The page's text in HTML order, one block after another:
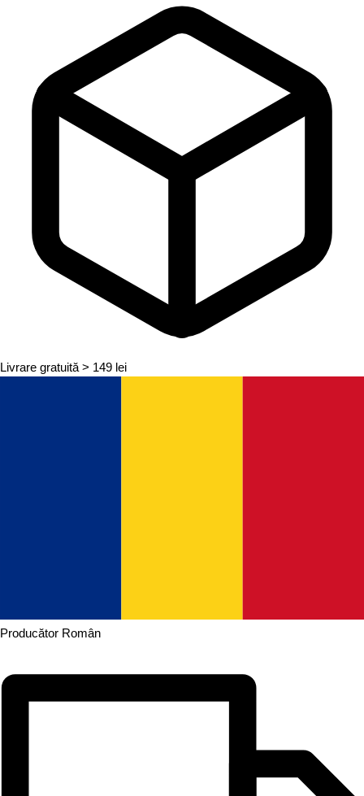
Livrare gratuită > 149 lei
Producător Român